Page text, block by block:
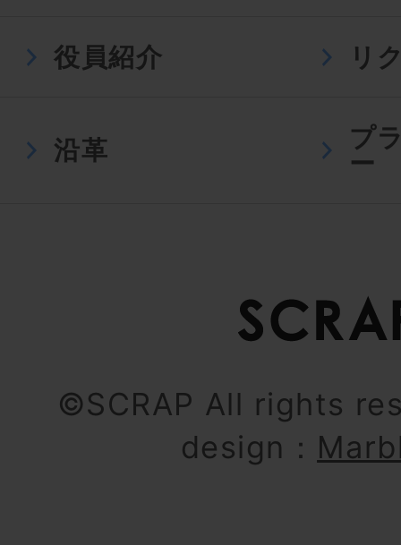
役員紹介 リ
沿革
プ
ー
©SCRAP All rights
design：